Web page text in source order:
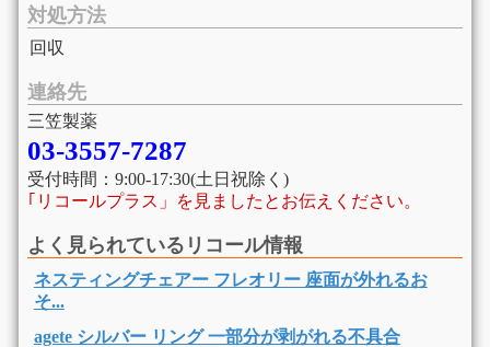
対処方法
回収
連絡先
三笠製薬
03-3557-7287
受付時間：9:00-17:30(土日祝除く)
｢リコールプラス」を見ましたとお伝えください。
よく見られているリコール情報
ネスティングチェアー フレオリー 座面が外れるお
そ...
agete シルバー リング 一部分が剥がれる不具合